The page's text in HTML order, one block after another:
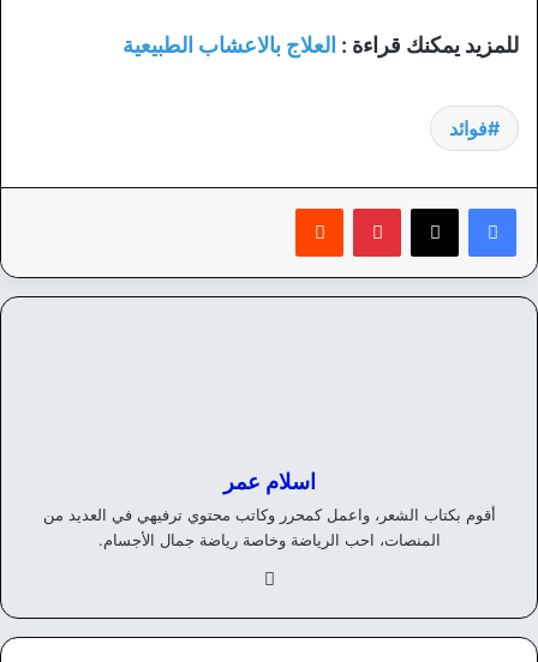
للمزيد يمكنك قراءة : العلاج بالاعشاب الطبيعية
فوائد
بينتيريست
اسلام عمر
أقوم بكتاب الشعر، واعمل كمحرر وكاتب محتوي ترفيهي في العديد من
المنصات، احب الرياضة وخاصة رياضة جمال الأجسام.
وك